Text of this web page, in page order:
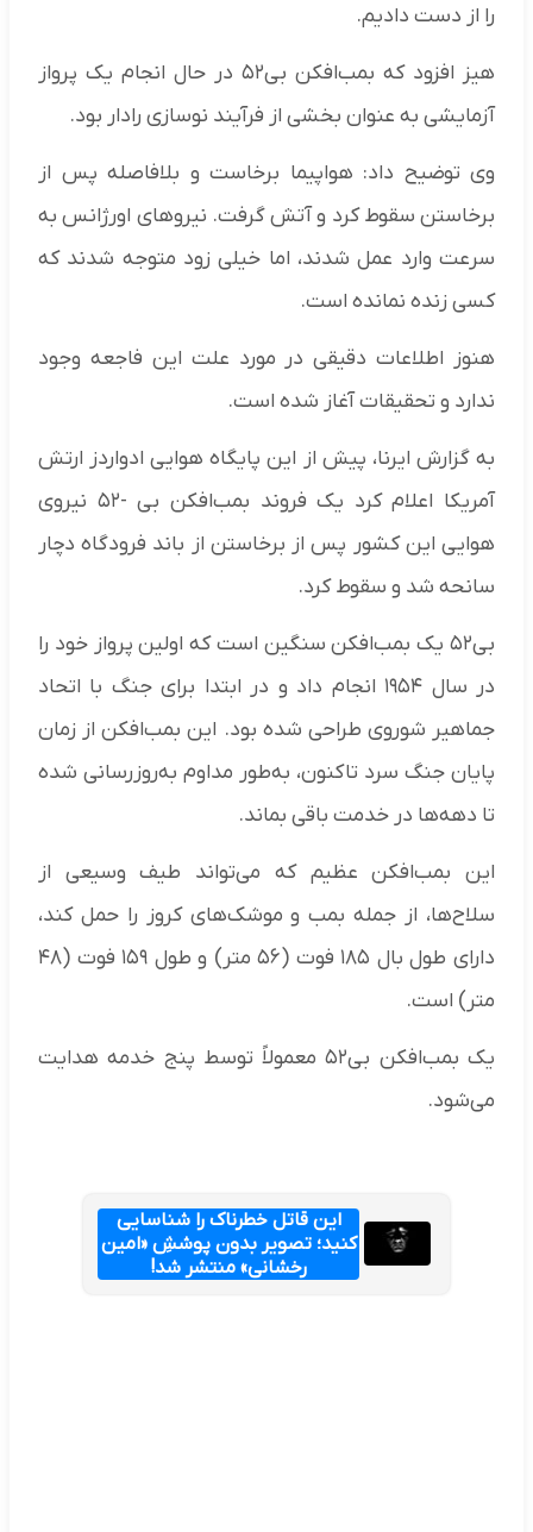
را از دست دادیم.
هیز افزود که بمب‌افکن بی۵۲ در حال انجام یک پرواز
آزمایشی به عنوان بخشی از فرآیند نوسازی رادار بود.
وی توضیح داد: هواپیما برخاست و بلافاصله پس از
برخاستن سقوط کرد و آتش گرفت. نیروهای اورژانس به
سرعت وارد عمل شدند، اما خیلی زود متوجه شدند که
کسی زنده نمانده است.
هنوز اطلاعات دقیقی در مورد علت این فاجعه وجود
ندارد و تحقیقات آغاز شده است.
به گزارش ایرنا، پیش از این پایگاه هوایی ادواردز ارتش
آمریکا اعلام کرد یک فروند بمب‌افکن بی -۵۲ نیروی
هوایی این کشور پس از برخاستن از باند فرودگاه دچار
سانحه شد و سقوط کرد.
بی۵۲ یک بمب‌افکن سنگین است که اولین پرواز خود را
در سال ۱۹۵۴ انجام داد و در ابتدا برای جنگ با اتحاد
جماهیر شوروی طراحی شده بود. این بمب‌افکن از زمان
پایان جنگ سرد تاکنون، به‌طور مداوم به‌روزرسانی شده
تا دهه‌ها در خدمت باقی بماند.
این بمب‌افکن عظیم که می‌تواند طیف وسیعی از
سلاح‌ها، از جمله بمب و موشک‌های کروز را حمل کند،
دارای طول بال ۱۸۵ فوت (۵۶ متر) و طول ۱۵۹ فوت (۴۸
متر) است.
یک بمب‌افکن بی۵۲ معمولاً توسط پنج خدمه هدایت
می‌شود.
این قاتل خطرناک را شناسایی
کنید؛ تصویر بدون پوششِ «امین
رخشانی» منتشر شد!